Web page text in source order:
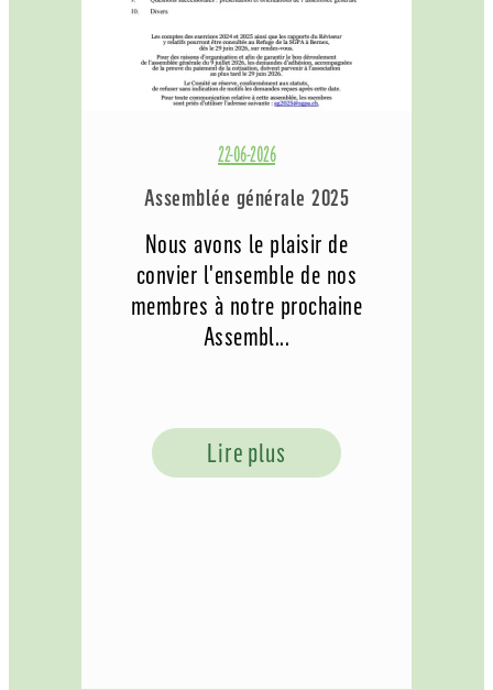
22-06-2026
Assemblée générale 2025
Nous avons le plaisir de
convier l'ensemble de nos
membres à notre prochaine
Assembl...
Lire plus